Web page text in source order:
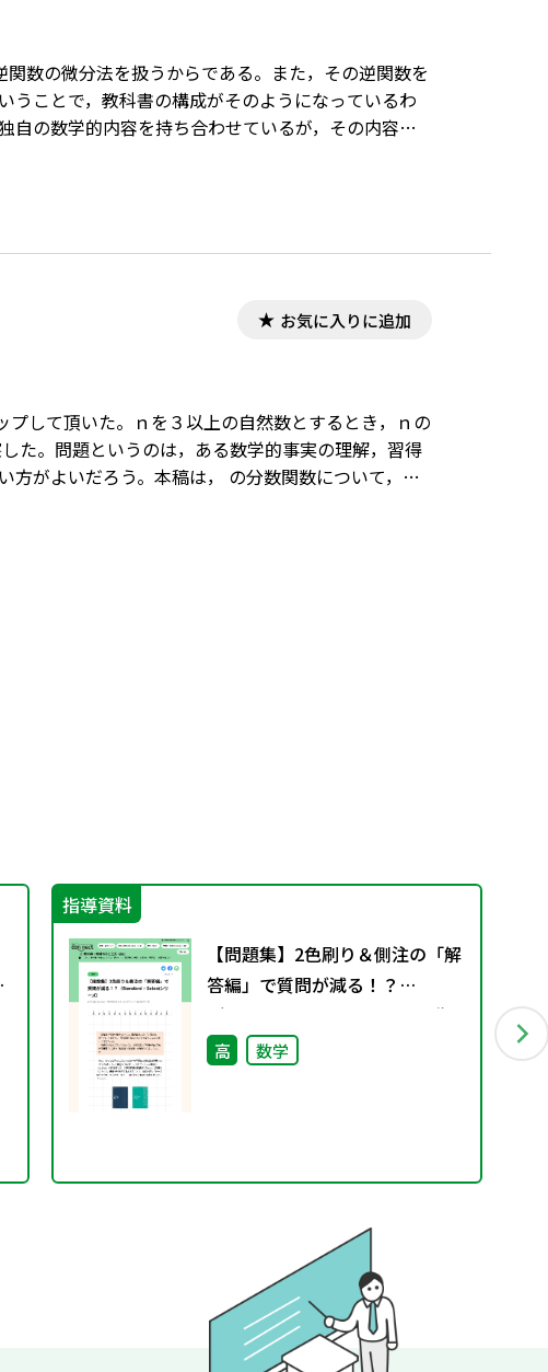
数の微分法を扱うからである。また，その逆関数を
ことで，教科書の構成がそのようになっているわ
自の数学的内容を持ち合わせているが，その内容的
ようなことをやり方として覚えて使えれば，逆関
お気に入りに追加
して頂いた。ｎを３以上の自然数とするとき，ｎの
た。問題というのは，ある数学的事実の理解，習得
がよいだろう。本稿は， の分数関数について，最
するためには，「Tosho数式エディタ」が導入され
指導資料
【問題集】2色刷り＆側注の「解
答編」で質問が減る！？
（Standard・Selectシリーズ）
高 数学